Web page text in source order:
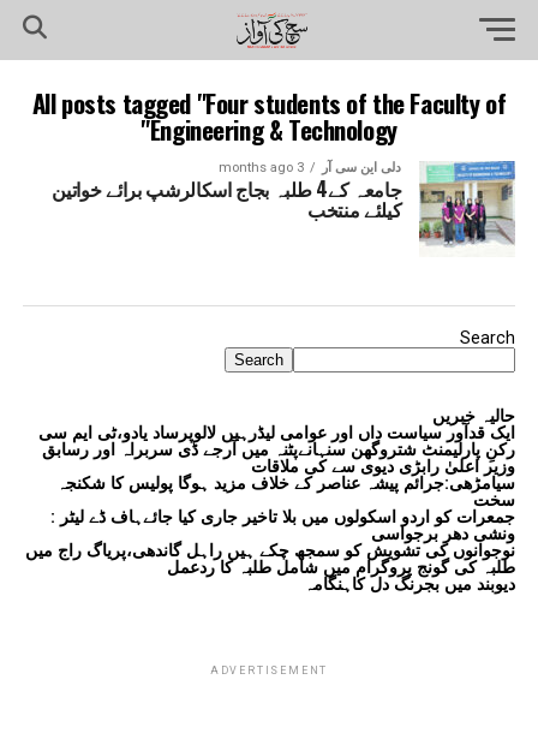
All posts tagged "Four students of the Faculty of
Engineering & Technology"
دلی این سی آر 3 months ago
جامعہ کے4 طلبہ بجاج اسکالرشپ برائے خواتین
کیلئے منتخب
Search
Search
حالیہ خبریں
ایک قدآور سیاست داں اور عوامی لیڈرہیں لالوپرساد یادو،ٹی ایم سی
رکنِ پارلیمنٹ شتروگھن سنہانےپٹنہ میں آرجے ڈی سربراہ اور رسابق
وزیر اعلیٰ رابڑی دیوی سے کی ملاقات
سیامڑھی:جرائم پیشہ عناصر کے خلاف مزید ہوگا پولیس کا شکنجہ
سخت
جمعرات کو اردو اسکولوں میں بلا تاخیر جاری کیا جائےہاف ڈے لیٹر :
ونشی دھر برجواسی
نوجوانوں کی تشویش کو سمجھ چکے ہیں راہل گاندھی،پریاگ راج میں
طلبہ کی گونج پروگرام میں شامل طلبہ کا ردعمل
دیوبند میں بجرنگ دل کاہنگامہ
ADVERTISEMENT